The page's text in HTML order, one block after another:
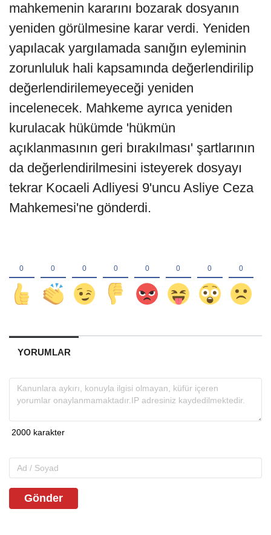
mahkemenin kararını bozarak dosyanın
yeniden görülmesine karar verdi. Yeniden
yapılacak yargılamada sanığın eyleminin
zorunluluk hali kapsamında değerlendirilip
değerlendirilemeyeceği yeniden
incelenecek. Mahkeme ayrıca yeniden
kurulacak hükümde 'hükmün
açıklanmasının geri bırakılması' şartlarının
da değerlendirilmesini isteyerek dosyayı
tekrar Kocaeli Adliyesi 9'uncu Asliye Ceza
Mahkemesi'ne gönderdi.
YORUMLAR
Gönder